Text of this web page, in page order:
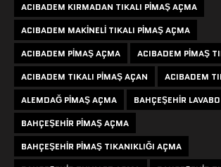
ACIBADEM KIRMADAN TIKALI PIMAŞ AÇMA
ACIBADEM MAKINELI TIKALI PIMAŞ AÇMA
ACIBADEM PIMAŞ AÇMA
ACIBADEM PIMAŞ
ACIBADEM TIKALI PIMAŞ AÇAN
ACIBADEM
ALEMDAĞ PIMAŞ AÇMA
BAHÇEŞEHIR
BAHÇEŞEHIR PIMAŞ AÇMA
BAHÇEŞEHIR PIMAŞ TIKANIKLIĞI AÇMA